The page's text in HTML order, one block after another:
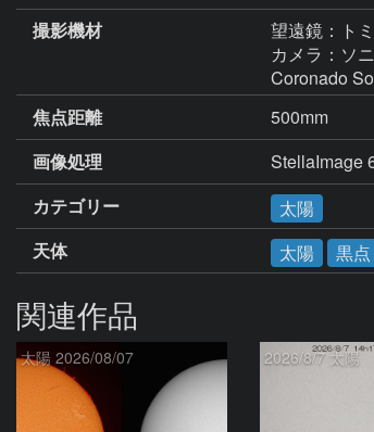
撮影機材
望遠鏡：ト
カメラ：ソ
Coronado
焦点距離
500mm
画像処理
StellaImage
カテゴリー
太陽
天体
太陽 黒点
関連作品
太陽 2026/08/07 2026/8/7 太陽